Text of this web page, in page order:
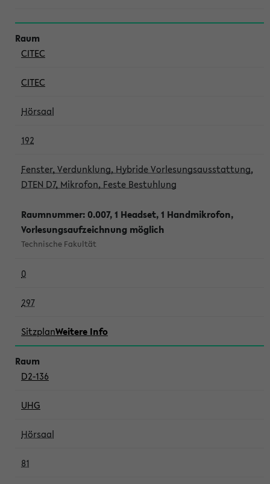
CITEC
CITEC
Hörsaal
192
Fenster, Verdunklung, Hybride Vorlesungsausstattung,
DTEN D7, Mikrofon, Feste Bestuhlung
Raumnummer: 0.007, 1 Headset, 1 Handmikrofon,
Vorlesungsaufzeichnung möglich
Technische Fakultät
0
297
SitzplanWeitere Info
D2-136
UHG
Hörsaal
81